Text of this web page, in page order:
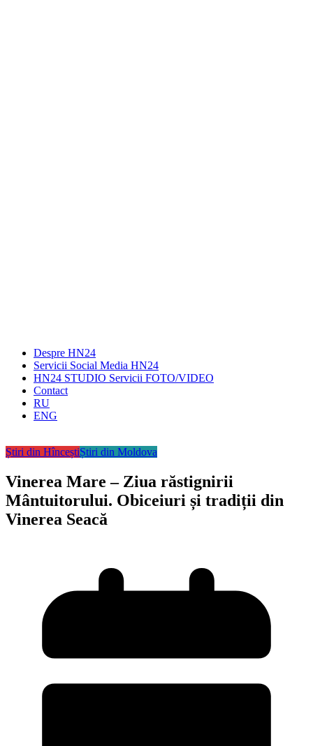
Despre HN24
Servicii Social Media HN24
HN24 STUDIO Servicii FOTO/VIDEO
Contact
RU
ENG
Știri din HînceștiȘtiri din Moldova
Vinerea Mare – Ziua răstignirii
Mântuitorului. Obiceiuri și tradiții din
Vinerea Seacă